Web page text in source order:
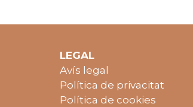
LEGAL
Avís legal
Política de privacitat
Política de cookies